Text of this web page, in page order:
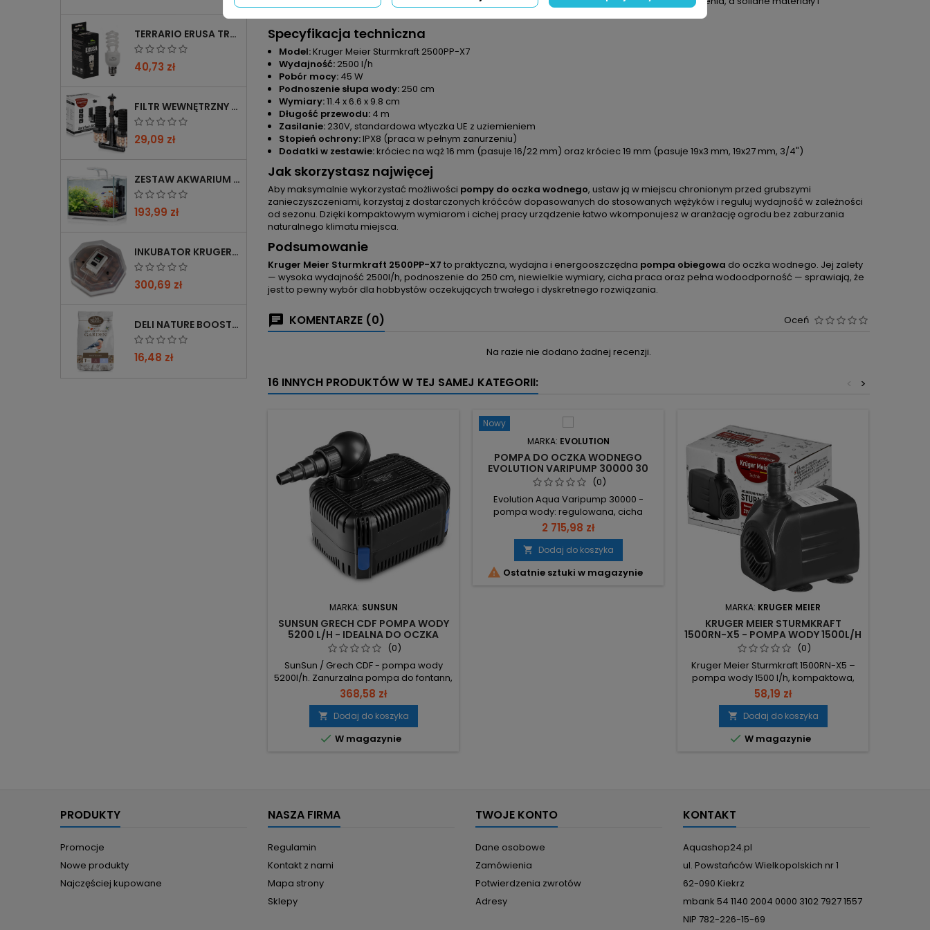
TERRARIO ERUSA TROPICAL UVB 5.0 ŻARÓWKA SPIRALNA 13W - IDEALNA DO TROPIKALNYCH TERRARIÓW
40,73 zł
FILTR WEWNĘTRZNY GĄBKOWY KRUGER MEIER AEROTWIN BIO S Z BIOFILTRACJĄ
29,09 zł
ZESTAW AKWARIUM KRUGER MEIER SHRIMP!ONE PRO 50 25 L DLA KREWETEK
193,99 zł
INKUBATOR KRUGER MEIER PROLEXOR 60 NA 60 JAJ Z TERMOSTATEM
300,69 zł
DELI NATURE BOOSTER MIX 850G - PRZYCIĄGA PTAKI ZIMĄ, BOGATY W WITAMINY
16,48 zł
Specyfikacja techniczna
Model:Kruger Meier Sturmkraft 2500PP-X7
Wydajność: 2500 l/h
Pobór mocy: 45 W
Podnoszenie słupa wody: 250 cm
Wymiary:11.4 x 6.6 x 9.8 cm
Długość przewodu: 4 m
Zasilanie: 230V, standardowa wtyczka UE z uziemieniem
Stopień ochrony:IPX8 (praca w pełnym zanurzeniu)
Dodatki w zestawie:króciec na wąż 16 mm (pasuje 16/22 mm) oraz króciec 19 mm (pasuje 19x3 mm, 19x27 mm, 3/4")
Jak skorzystasz najwięcej
Aby maksymalnie wykorzystać możliwości pompy do oczka wodnego, ustaw ją w miejscu chronionym przed grubszymi
zanieczyszczeniami, korzystaj z dostarczonych króćców dopasowanych do stosowanych wężyków i reguluj wydajność w zależności
od sezonu. Dzięki kompaktowym wymiarom i cichej pracy urządzenie łatwo wkomponujesz w aranżację ogrodu bez zaburzania
naturalnego klimatu miejsca.
Podsumowanie
Kruger Meier Sturmkraft 2500PP-X7 to praktyczna, wydajna i energooszczędna pompa obiegowa do oczka wodnego. Jej zalety
— wysoka wydajność 2500l/h, podnoszenie do 250 cm, niewielkie wymiary, cicha praca oraz pełna wodoodporność — sprawiają, że
jest to pewny wybór dla hobbystów oczekujących trwałego i dyskretnego rozwiązania.
KOMENTARZE (0) Oceń
Na razie nie dodano żadnej recenzji.
16 INNYCH PRODUKTÓW W TEJ SAMEJ KATEGORII: >
<
MARKA: SUNSUN
SUNSUN GRECH CDF POMPA WODY
5200 L/H - IDEALNA DO OCZKA
WODNEGO(0)
SunSun / Grech CDF - pompa wody
5200l/h. Zanurzalna pompa do fontann,
filtrów i kaskad — proste parametry,
szybkie decyzje. Wydajność 5200 l/h –
szybki obieg i efektywne
napowietrzanie/filtracja. Moc 40 W –
niskie zużycie energii przy dużej
368,58 zł
 Dodaj do koszyka
 W magazynie
Nowy
MARKA: EVOLUTION
POMPA DO OCZKA WODNEGO
EVOLUTION VARIPUMP 30000 30
000 L/H (0)
Evolution Aqua Varipump 30000 -
pompa wody: regulowana, cicha
jednostka do dużych stawów ze
sterowaniem jednym przyciskiem.
Wydajność 30,000 l/h – szybkie
przefiltrowanie dużych objętości wody.
Moc 450W i praca 24/7 – wysoka
2 715,98 zł
 Dodaj do koszyka
 Ostatnie sztuki w magazynie
MARKA: KRUGER MEIER
KRUGER MEIER STURMKRAFT
1500RN-X5 - POMPA WODY 1500L/H
| IDEALNA DO OCZKA WODNEGO
(0)
Kruger Meier Sturmkraft 1500RN-X5 –
pompa wody 1500 l/h, kompaktowa,
cicha i energooszczędna. Wydajność
1500 l/h – szybkie przepompowanie i
skuteczna cyrkulacja. Moc 25 W – niskie
zużycie energii; zasilanie 230V,
przewód 3 m. Podnoszenie 200 cm –
58,19 zł
 Dodaj do koszyka
 W magazynie
PRODUKTY
Promocje
Nowe produkty
Najczęściej kupowane
NASZA FIRMA
Regulamin
Kontakt z nami
Mapa strony
Sklepy
TWOJE KONTO
Dane osobowe
Zamówienia
Potwierdzenia zwrotów
Adresy
KONTAKT
Aquashop24.pl
ul. Powstańców Wielkopolskich nr 1
62-090 Kiekrz
mbank 54 1140 2004 0000 3102 7927 1557
NIP 782-226-15-69